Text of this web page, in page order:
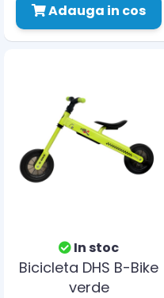
Adauga in cos
In stoc
Bicicleta DHS B-Bike
verde